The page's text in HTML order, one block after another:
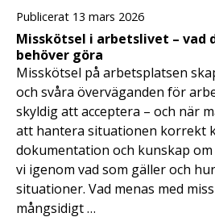
Publicerat 13 mars 2026
Misskötsel i arbetslivet – vad
behöver göra
Misskötsel på arbetsplatsen
och svåra överväganden för
skyldig att acceptera – och när
att hantera situationen korrekt
dokumentation och kunskap
vi igenom vad som gäller och
situationer. Vad menas med
mångsidigt …